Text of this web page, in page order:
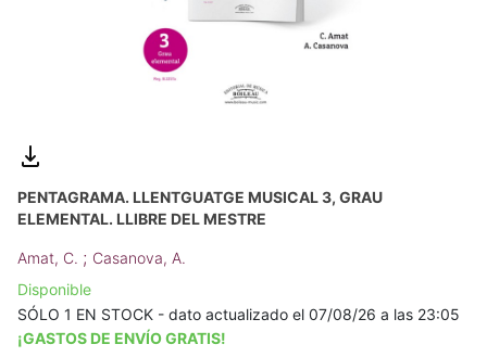
PENTAGRAMA. LLENTGUATGE MUSICAL 3, GRAU
ELEMENTAL. LLIBRE DEL MESTRE
Amat, C. ; Casanova, A.
Disponible
SÓLO 1 EN STOCK - dato actualizado el 07/08/26 a las 23:05
¡GASTOS DE ENVÍO GRATIS!